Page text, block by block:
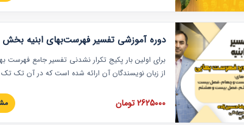
به همراه تجربیات عملی ارائه شده است.
دوره آموزشی تفسیر فهرست‌بهای ابنیه
برای اولین بار پکیج تکرار نشدنی تفسیر جامع فهرست
از زبان نویسندگان آن ارائه شده است که در آن تک
تصویری بوده و به همراه تصاویر عملیات اجرایی مرتبط
فهرست بها ارائه شده است. این دوره با کلام مهندس
2625000 تومان